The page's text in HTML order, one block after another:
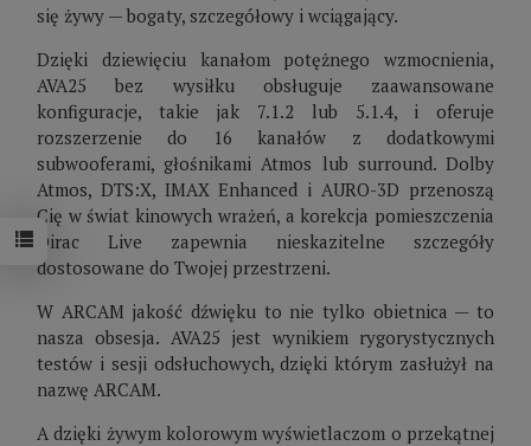
się żywy — bogaty, szczegółowy i wciągający.
Dzięki dziewięciu kanałom potężnego wzmocnienia,
AVA25 bez wysiłku obsługuje zaawansowane
konfiguracje, takie jak 7.1.2 lub 5.1.4, i oferuje
rozszerzenie do 16 kanałów z dodatkowymi
subwooferami, głośnikami Atmos lub surround. Dolby
Atmos, DTS:X, IMAX Enhanced i AURO-3D przenoszą
Cię w świat kinowych wrażeń, a korekcja pomieszczenia
Dirac Live zapewnia nieskazitelne szczegóły
dostosowane do Twojej przestrzeni.
W ARCAM jakość dźwięku to nie tylko obietnica — to
nasza obsesja. AVA25 jest wynikiem rygorystycznych
testów i sesji odsłuchowych, dzięki którym zasłużył na
nazwę ARCAM.
A dzięki żywym kolorowym wyświetlaczom o przekątnej